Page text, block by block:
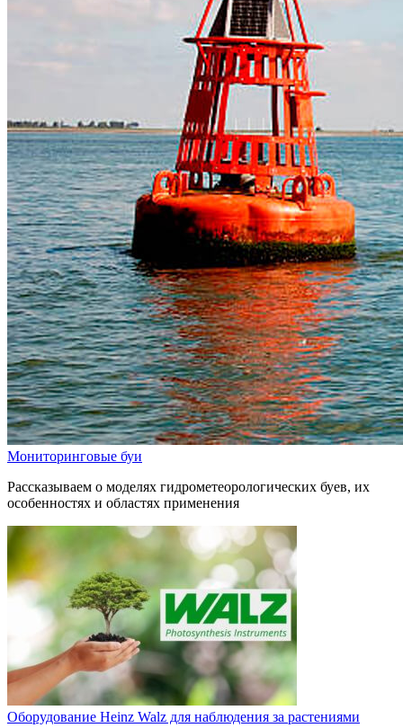
Мониторинговые буи
Рассказываем о моделях гидрометеорологических буев, их
особенностях и областях применения
Оборудование Heinz Walz для наблюдения за растениями